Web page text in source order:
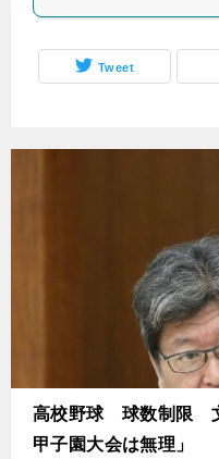
Tweet
高校野球 球数制限
甲子園大会は無理」